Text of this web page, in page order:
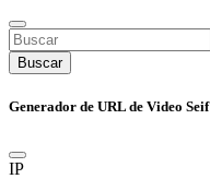
Buscar
Generador de URL de Video Seif
IP